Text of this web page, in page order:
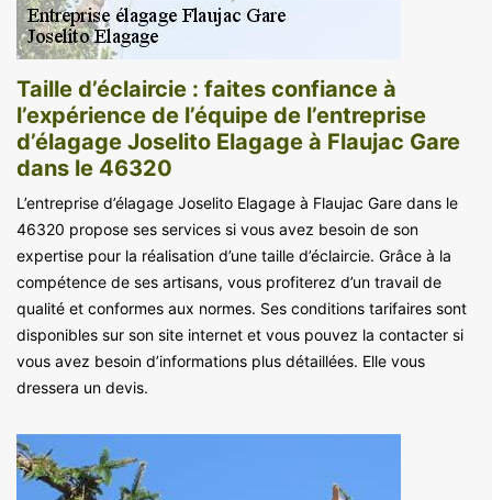
Taille d’éclaircie : faites confiance à
l’expérience de l’équipe de l’entreprise
d’élagage Joselito Elagage à Flaujac Gare
dans le 46320
L’entreprise d’élagage Joselito Elagage à Flaujac Gare dans le
46320 propose ses services si vous avez besoin de son
expertise pour la réalisation d’une taille d’éclaircie. Grâce à la
compétence de ses artisans, vous profiterez d’un travail de
qualité et conformes aux normes. Ses conditions tarifaires sont
disponibles sur son site internet et vous pouvez la contacter si
vous avez besoin d’informations plus détaillées. Elle vous
dressera un devis.